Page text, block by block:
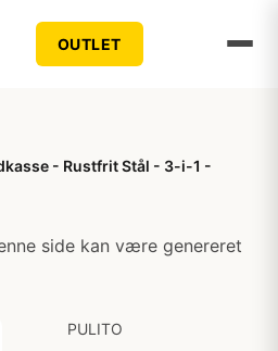
OUTLET
- Rustfrit Stål - 3-i-1 -
side kan være genereret
PULITO